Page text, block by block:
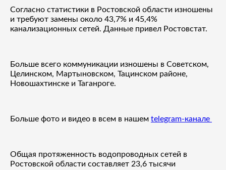
Согласно статистики в Ростовской области изношены
и требуют замены около 43,7% и 45,4%
канализационных сетей. Данные привел Ростовстат.
Больше всего коммуникации изношены в Советском,
Целинском, Мартыновском, Тацинском районе,
Новошахтинске и Таганроге.
Больше фото и видео в всем в нашем telegram-канале
Общая протяженность водопроводных сетей в
Ростовской области составляет 23,6 тысячи